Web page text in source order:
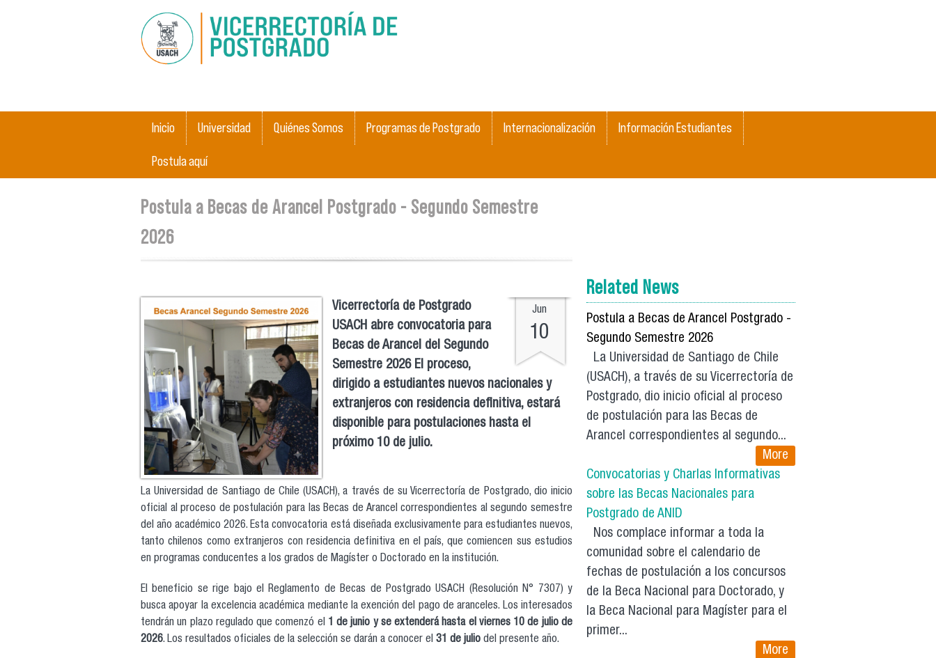
Main menu
Inicio Universidad Quiénes Somos Programas de Postgrado Internacionalización Información Estudiantes
Postula aquí
You are here
Postula a Becas de Arancel Postgrado - Segundo Semestre
2026
Jun
10
Vicerrectoría de Postgrado
USACH abre convocatoria para
Becas de Arancel del Segundo
Semestre 2026 El proceso,
dirigido a estudiantes nuevos nacionales y
extranjeros con residencia definitiva, estará
disponible para postulaciones hasta el
próximo 10 de julio.
La Universidad de Santiago de Chile (USACH), a través de su Vicerrectoría de Postgrado, dio inicio
oficial al proceso de postulación para las Becas de Arancel correspondientes al segundo semestre
del año académico 2026. Esta convocatoria está diseñada exclusivamente para estudiantes nuevos,
tanto chilenos como extranjeros con residencia definitiva en el país, que comiencen sus estudios
en programas conducentes a los grados de Magíster o Doctorado en la institución.
El beneficio se rige bajo el Reglamento de Becas de Postgrado USACH (Resolución N° 7307) y
busca apoyar la excelencia académica mediante la exención del pago de aranceles. Los interesados
tendrán un plazo regulado que comenzó el 1 de junio y se extenderá hasta el viernes 10 de julio de
2026. Los resultados oficiales de la selección se darán a conocer el 31 de julio del presente año.
Related News
Postula a Becas de Arancel Postgrado -
Segundo Semestre 2026
La Universidad de Santiago de Chile
(USACH), a través de su Vicerrectoría de
Postgrado, dio inicio oficial al proceso
de postulación para las Becas de
Arancel correspondientes al segundo...
More
Convocatorias y Charlas Informativas
sobre las Becas Nacionales para
Postgrado de ANID
Nos complace informar a toda la
comunidad sobre el calendario de
fechas de postulación a los concursos
de la Beca Nacional para Doctorado, y
la Beca Nacional para Magíster para el
primer...
More